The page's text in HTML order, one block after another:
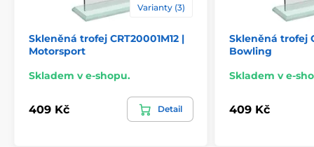
Varianty (3)
Skleněná trofej CRT20001M12 |
Motorsport
Skladem v e-shopu.
409 Kč Detail
Skleněná trofej
Bowling
Skladem v e-
409 Kč